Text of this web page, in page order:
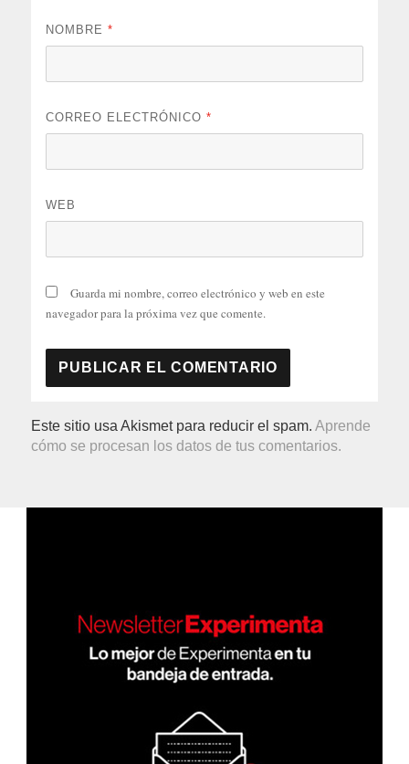
NOMBRE*
CORREO ELECTRÓNICO*
WEB
Guarda mi nombre, correo electrónico y web en este
navegador para la próxima vez que comente.
Este sitio usa Akismet para reducir el spam.Aprende
cómo se procesan los datos de tus comentarios.